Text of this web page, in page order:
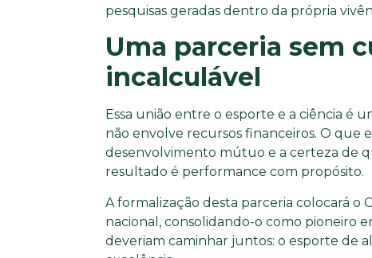
pesquisas geradas dentro da própria
Uma parceria sem
incalculável
Essa união entre o esporte e a ciência é
não envolve recursos financeiros. O que
desenvolvimento mútuo e a certeza de
resultado é performance com propósito.
A formalização desta parceria colocará
nacional, consolidando-o como pioneiro
deveriam caminhar juntos: o esporte de